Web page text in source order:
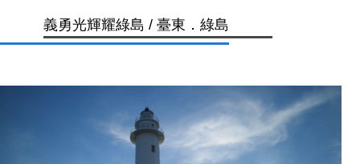
義勇光輝耀綠島 / 臺東．綠島